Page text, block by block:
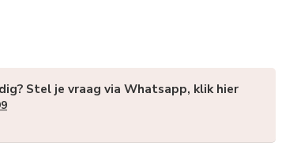
Stel je vraag via Whatsapp, klik hier